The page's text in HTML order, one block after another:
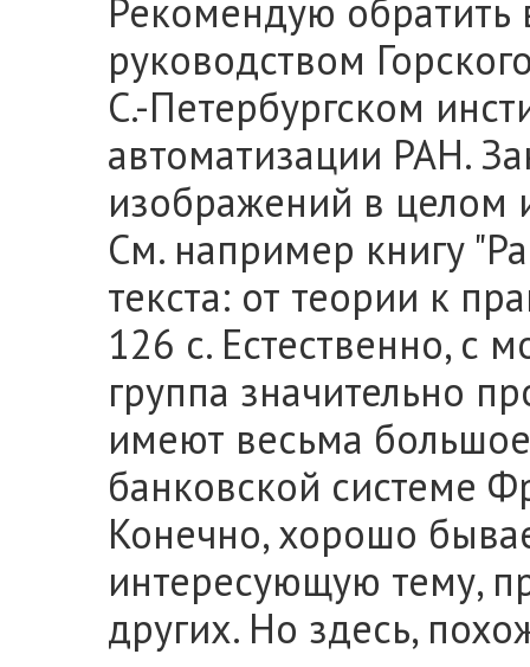
Рекомендую
руководством
С.-Петербургском
автоматизации РАН.
изображений в целом
См. например книгу
текста: от теории к
126 с. Естественно, с
группа значительно
имеют весьма
банковской системе
Конечно, хорошо
интересующую тему,
других. Но здесь,